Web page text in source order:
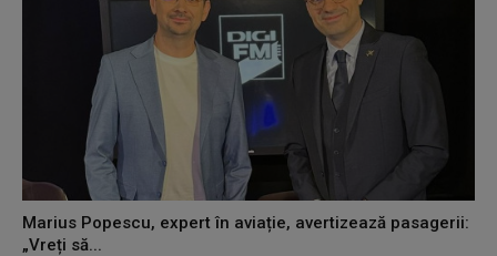
Marius Popescu, expert în aviație, avertizează pasagerii:
„Vreți să...